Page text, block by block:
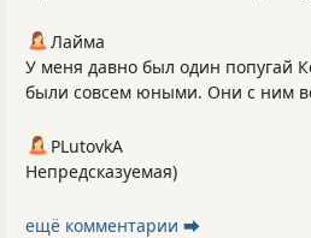
Лайма
У меня давно был один попугай
были совсем юными. Они с ним
PLutоvkА
Непредсказуемая)
ещё комментарии ⮕